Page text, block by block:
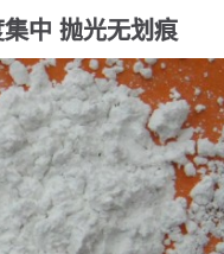
中 抛光无划痕